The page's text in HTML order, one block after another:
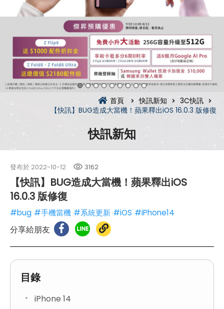
首頁 快訊新知
3C快訊
【快訊】BUG造成大當機！蘋果釋出iOS 16.0.3 版修復
快訊新知
發布於 2022-10-12 3162
【快訊】BUG造成大當機！蘋果釋出iOS
16.0.3 版修復
#bug #手機當機 #系統更新 #iOS #iPhone14
分享給朋友
目錄
iPhone 14